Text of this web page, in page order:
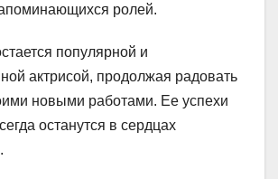
ролей.
популярной и
актрисой, продолжая радовать
новыми работами. Ее успехи
останутся в сердцах